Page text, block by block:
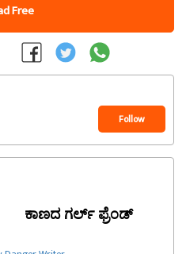
Free
Follow
ಕಾಣದ ಗರ್ಲ್ ಫ್ರೆಂಡ್